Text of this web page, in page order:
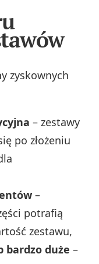
zyskownych
– zestawy
po złożeniu
–
potrafią
zestawu,
bardzo duże –